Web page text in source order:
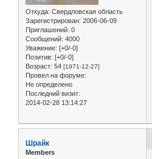
Откуда: Свердловская область
Зарегистрирован: 2006-06-09
Приглашений: 0
Сообщений: 4000
Уважение: [+0/-0]
Позитив: [+0/-0]
Возраст: 54 [1971-12-27]
Провел на форуме:
Не определено
Последний визит:
2014-02-28 13:14:27
Шрайк
Members